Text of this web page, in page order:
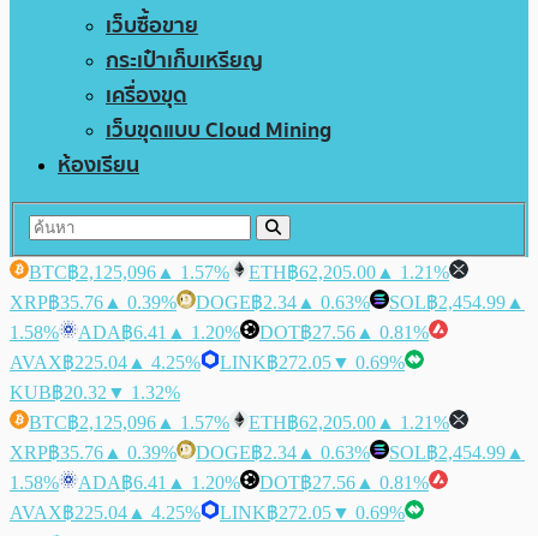
เว็บซื้อขาย
กระเป๋าเก็บเหรียญ
เครื่องขุด
เว็บขุดแบบ Cloud Mining
ห้องเรียน
BTC฿2,125,096 ▲ 1.57% ETH฿62,205.00 ▲ 1.21%
XRP฿35.76 ▲ 0.39% DOGE฿2.34 ▲ 0.63% SOL฿2,454.99 ▲
1.58%
ADA฿6.41 ▲ 1.20% DOT฿27.56 ▲ 0.81%
AVAX฿225.04 ▲ 4.25% LINK฿272.05▼ 0.69%
KUB฿20.32 ▼ 1.32%
BTC฿2,125,096 ▲ 1.57% ETH฿62,205.00 ▲ 1.21%
XRP฿35.76 ▲ 0.39% DOGE฿2.34 ▲ 0.63% SOL฿2,454.99 ▲
1.58%
ADA฿6.41 ▲ 1.20% DOT฿27.56 ▲ 0.81%
AVAX฿225.04 ▲ 4.25% LINK฿272.05▼ 0.69%